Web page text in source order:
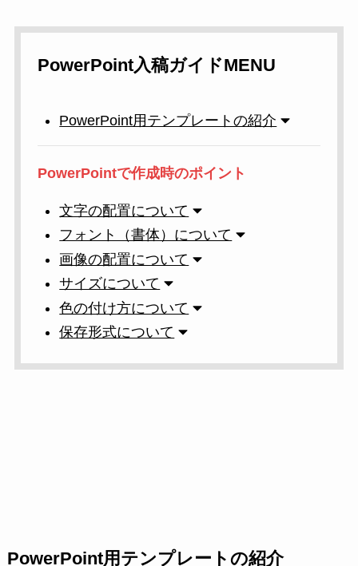
PowerPoint入稿ガイドMENU
PowerPoint用テンプレートの紹介
PowerPointで作成時のポイント
文字の配置について
フォント（書体）について
画像の配置について
サイズについて
色の付け方について
保存形式について
PowerPoint用テンプレートの紹介